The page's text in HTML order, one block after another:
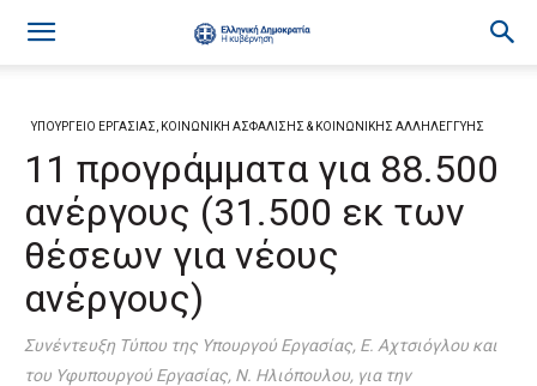
ΥΠΟΥΡΓΕΙΟ ΕΡΓΑΣΙΑΣ, ΚΟΙΝΩΝΙΚΗ ΑΣΦΑΛΙΣΗΣ & ΚΟΙΝΩΝΙΚΗΣ ΑΛΛΗΛΕΓΓΥΗΣ
11 προγράμματα για 88.500
ανέργους (31.500 εκ των
θέσεων για νέους
ανέργους)
Συνέντευξη Τύπου της Υπουργού Εργασίας, Ε. Αχτσιόγλου και
του Υφυπουργού Εργασίας, Ν. Ηλιόπουλου, για την